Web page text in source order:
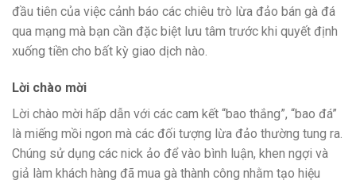
đầu tiên của việc cảnh báo các chiêu trò lừa đảo bán gà đá
qua mạng mà bạn cần đặc biệt lưu tâm trước khi quyết định
xuống tiền cho bất kỳ giao dịch nào.
Lời chào mời
Lời chào mời hấp dẫn với các cam kết “bao thắng”, “bao đá”
là miếng mồi ngon mà các đối tượng lừa đảo thường tung ra.
Chúng sử dụng các nick ảo để vào bình luận, khen ngợi và
giả làm khách hàng đã mua gà thành công nhằm tạo hiệu